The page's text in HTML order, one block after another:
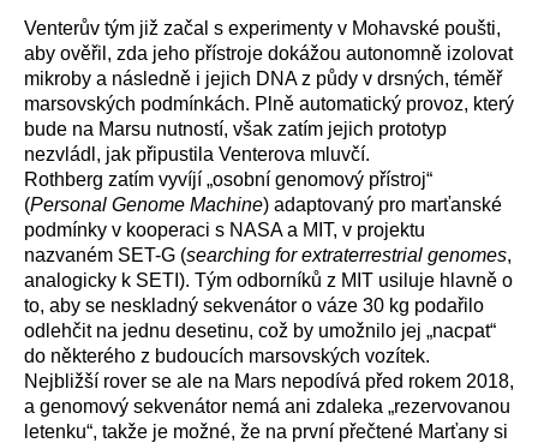
Venterův tým již začal s experimenty v Mohavské poušti,
aby ověřil, zda jeho přístroje dokážou autonomně izolovat
mikroby a následně i jejich DNA z půdy v drsných, téměř
marsovských podmínkách. Plně automatický provoz, který
bude na Marsu nutností, však zatím jejich prototyp
nezvládl, jak připustila Venterova mluvčí.
Rothberg zatím vyvíjí „osobní genomový přístroj“
(Personal Genome Machine) adaptovaný pro marťanské
podmínky v kooperaci s NASA a MIT, v projektu
nazvaném SET-G (searching for extraterrestrial genomes,
analogicky k SETI). Tým odborníků z MIT usiluje hlavně o
to, aby se neskladný sekvenátor o váze 30 kg podařilo
odlehčit na jednu desetinu, což by umožnilo jej „nacpat“
do některého z budoucích marsovských vozítek.
Nejbližší rover se ale na Mars nepodívá před rokem 2018,
a genomový sekvenátor nemá ani zdaleka „rezervovanou
letenku“, takže je možné, že na první přečtené Marťany si